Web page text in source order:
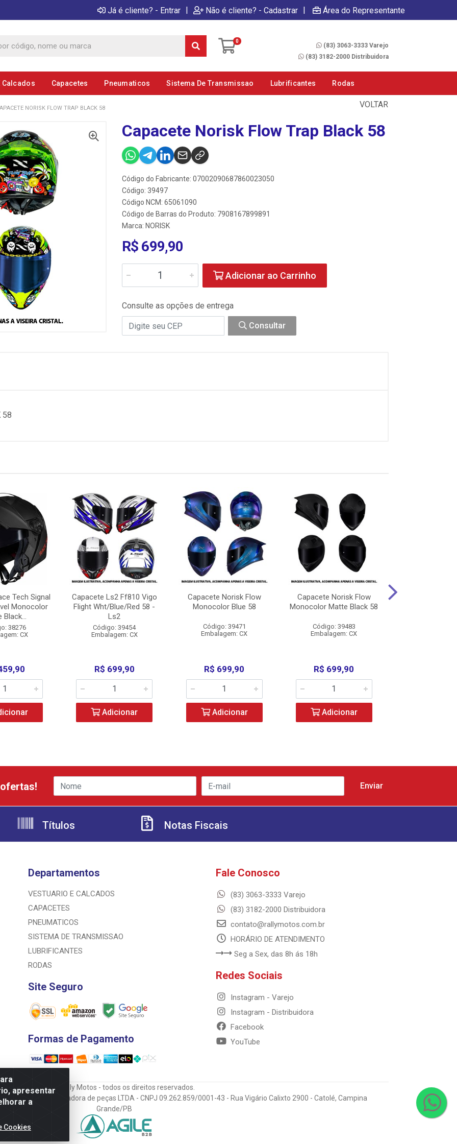
Já é cliente? - Entrar | Não é cliente? - Cadastrar | Área do Representante
0
(83) 3063-3333 Varejo
(83) 3182-2000 Distribuidora
Calcados Capacetes Pneumaticos Sistema De Transmissao Lubrificantes Rodas
VOLTAR
NORISK FLOW TRAP BLACK 58
Capacete Norisk Flow Trap Black 58
Código do Fabricante: 07002090687860023050
Código: 39497
Código NCM: 65061090
Código de Barras do Produto: 7908167899891
Marca: NORISK
R$ 699,90
Adicionar ao Carrinho
Consulte as opções de entrega
Consultar
58
Tech Signal
Monocolor
Black...
38276
CX
Capacete Ls2 Ff810 Vigo
Flight Wht/Blue/Red 58 -
Ls2
Código: 39454
Embalagem: CX
R$ 699,90
Adicionar
Capacete Norisk Flow
Monocolor Blue 58
Código: 39471
Embalagem: CX
R$ 699,90
Adicionar
Capacete Norisk Flow
Monocolor Matte Black 58
Código: 39483
Embalagem: CX
R$ 699,90
Adicionar
apresentar
a
Cookies
Títulos Notas Fiscais
Departamentos
VESTUARIO E CALCADOS
CAPACETES
PNEUMATICOS
SISTEMA DE TRANSMISSAO
LUBRIFICANTES
RODAS
Site Seguro
Formas de Pagamento
Fale Conosco
(83) 3063-3333 Varejo
(83) 3182-2000 Distribuidora
contato@rallymotos.com.br
HORÁRIO DE ATENDIMENTO
Seg a Sex, das 8h ás 18h
Redes Sociais
Instagram - Varejo
Instagram - Distribuidora
Facebook
YouTube
© 2023 Rally Motos - todos os direitos reservados.
e transportadora de peças LTDA - CNPJ 09.262.859/0001-43 - Rua Vigário Calixto 2900 - Catolé, Campina
Grande/PB